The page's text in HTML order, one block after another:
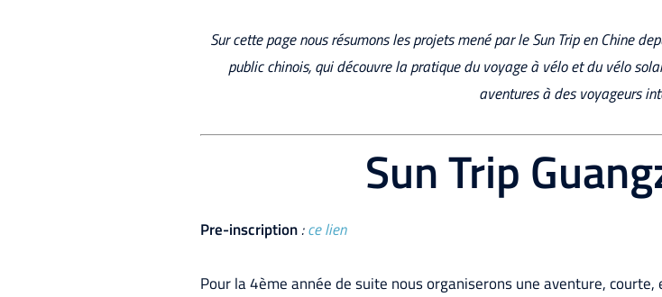
Sur cette page nous résumons les projets mené par le Sun Trip en Chine
public chinois, qui découvre la pratique du voyage à vélo et du vélo
aventures à des voyageurs
Sun Trip
Pre-inscription:ce lien
Pour la 4ème année de suite nous organiserons une aventure, courte,